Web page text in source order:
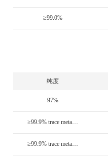
≥99.0%
纯度
97%
≥99.9% trace metals basis
≥99.9% trace metals basis